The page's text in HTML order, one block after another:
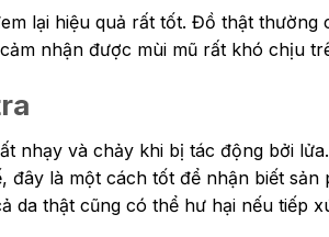
lại hiệu quả rất tốt. Đồ thật
nhận được mùi mũ rất khó chịu
nhạy và chảy khi bị tác động bởi
đây là một cách tốt để nhận biết
da thật cũng có thể hư hại nếu tiếp